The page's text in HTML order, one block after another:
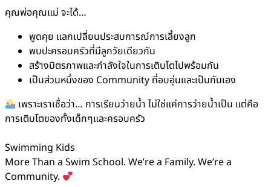
คุณพ่อคุณแม่ จะได้…
พูดคุย แลกเปลี่ยนประสบการณ์การเลี้ยงลูก
พบปะครอบครัวที่มีลูกวัยเดียวกัน
สร้างมิตรภาพและกำลังใจในการเติบโตไปพร้อมกัน
เป็นส่วนหนึ่งของ Community ที่อบอุ่นและเป็นกันเอง
เพราะเราเชื่อว่า… การเรียนว่ายน้ำ ไม่ใช่แค่การว่ายน้ำเป็น แต่คือ
การเติบโตของทั้งเด็กๆและครอบครัว
Swimming Kids
More Than a Swim School. We’re a Family. We’re a
Community.